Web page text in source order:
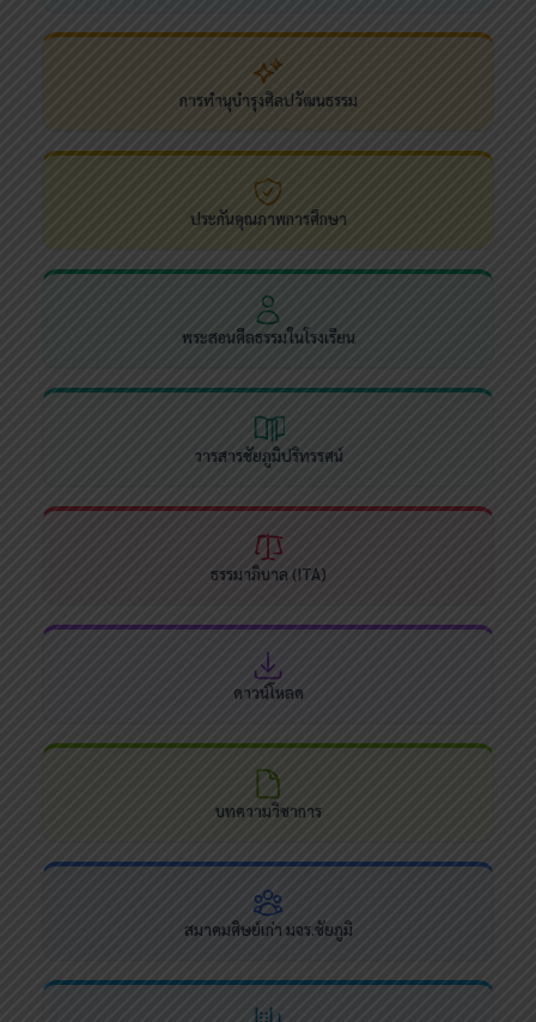
การทำนุบำรุงศิลปวัฒนธรรม
ประกันคุณภาพการศึกษา
พระสอนศีลธรรมในโรงเรียน
วารสารชัยภูมิปริทรรศน์
ธรรมาภิบาล (ITA)
ดาวน์โหลด
บทความวิชาการ
สมาคมศิษย์เก่า มจร.ชัยภูมิ